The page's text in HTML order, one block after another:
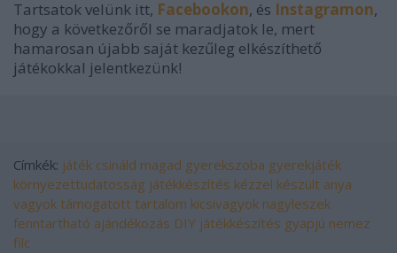
Tartsatok velünk itt, Facebookon, és Instagramon,
hogy a következőről se maradjatok le, mert
hamarosan újabb saját kezűleg elkészíthető
játékokkal jelentkezünk!
Címkék: játék csináld magad gyerekszoba gyerekjáték
környezettudatosság játékkészítés kézzel készült anya
vagyok támogatott tartalom kicsivagyok nagyleszek
fenntartható ajándékozás DIY játékkészítés gyapjú nemez
filc